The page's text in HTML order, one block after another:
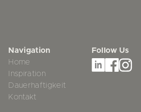
Navigation
Home
Inspiration
Dauerhaftigkeit
Kontakt
Follow Us